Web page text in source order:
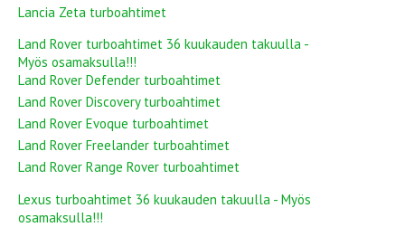
Lancia Zeta turboahtimet
Land Rover turboahtimet 36 kuukauden takuulla -
Myös osamaksulla!!!
Land Rover Defender turboahtimet
Land Rover Discovery turboahtimet
Land Rover Evoque turboahtimet
Land Rover Freelander turboahtimet
Land Rover Range Rover turboahtimet
Lexus turboahtimet 36 kuukauden takuulla - Myös
osamaksulla!!!